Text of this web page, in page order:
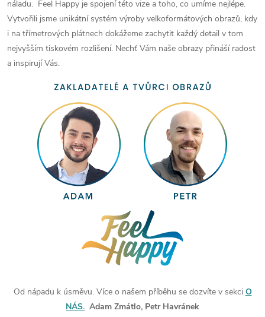
náladu. Feel Happy je spojení této vize a toho, co umíme nejlépe.
Vytvořili jsme unikátní systém výroby velkoformátových obrazů, kdy
i na třímetrových plátnech dokážeme zachytit každý detail v tom
nejvyšším tiskovém rozlišení. Nechť Vám naše obrazy přináší radost
a inspirují Vás.
Od nápadu k úsměvu. Více o našem příběhu se dozvíte v sekci O
NÁS. Adam Zmátlo, Petr Havránek